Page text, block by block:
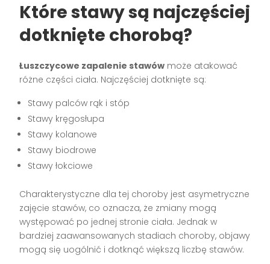
Które stawy są najczęściej
dotknięte chorobą?
Łuszczycowe zapalenie stawów może atakować
różne części ciała. Najczęściej dotknięte są:
Stawy palców rąk i stóp
Stawy kręgosłupa
Stawy kolanowe
Stawy biodrowe
Stawy łokciowe
Charakterystyczne dla tej choroby jest asymetryczne
zajęcie stawów, co oznacza, że zmiany mogą
występować po jednej stronie ciała. Jednak w
bardziej zaawansowanych stadiach choroby, objawy
mogą się uogólnić i dotknąć większą liczbę stawów.